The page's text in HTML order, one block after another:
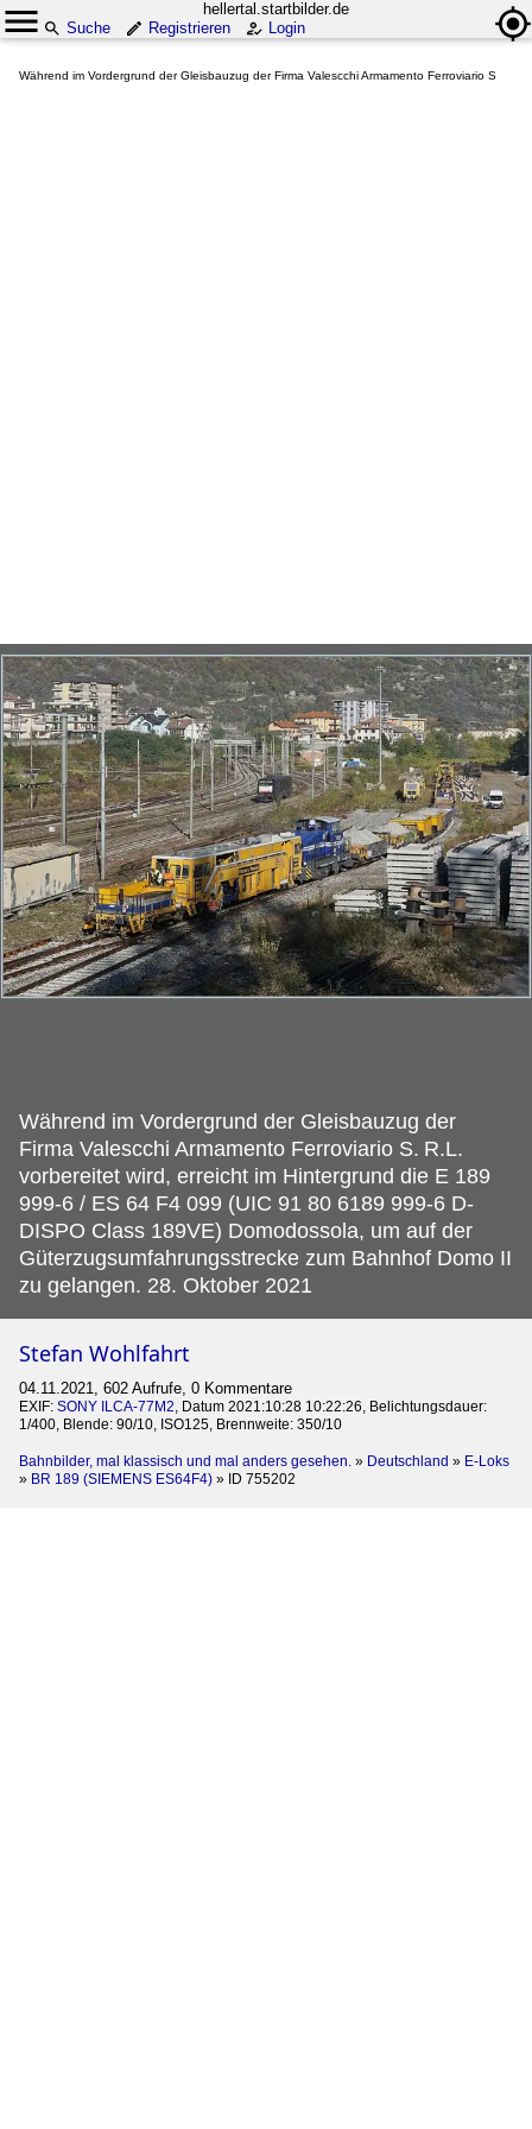
hellertal.startbilder.de
Suche
Registrieren Login
Während im Vordergrund der Gleisbauzug der Firma Valescchi Armamento Ferroviario S
Während im Vordergrund der Gleisbauzug der
Firma Valescchi Armamento Ferroviario S. R.L.
vorbereitet wird, erreicht im Hintergrund die E 189
999-6 / ES 64 F4 099 (UIC 91 80 6189 999-6 D-
DISPO Class 189VE) Domodossola, um auf der
Güterzugsumfahrungsstrecke zum Bahnhof Domo II
zu gelangen. 28. Oktober 2021
Stefan Wohlfahrt
04.11.2021, 602 Aufrufe, 0 Kommentare
EXIF: SONY ILCA-77M2 , Datum 2021:10:28 10:22:26, Belichtungsdauer:
1/400, Blende: 90/10, ISO125, Brennweite: 350/10
Bahnbilder, mal klassisch und mal anders gesehen. » Deutschland » E-Loks
» BR 189 (SIEMENS ES64F4) » ID 755202